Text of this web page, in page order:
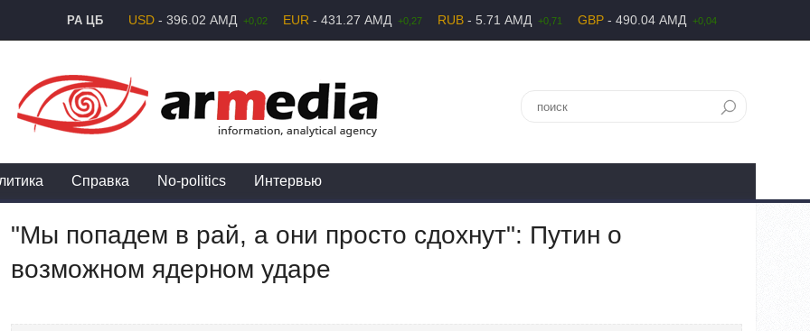
РА ЦБ USD - 396.02 АМД +0,02 EUR - 431.27 АМД +0,27 RUB - 5.71 АМД +0,71 GBP - 490.04 АМД +0,04
Справка No-politics Интервью
"Мы попадем в рай, а они просто сдохнут": Путин о
возможном ядерном ударе